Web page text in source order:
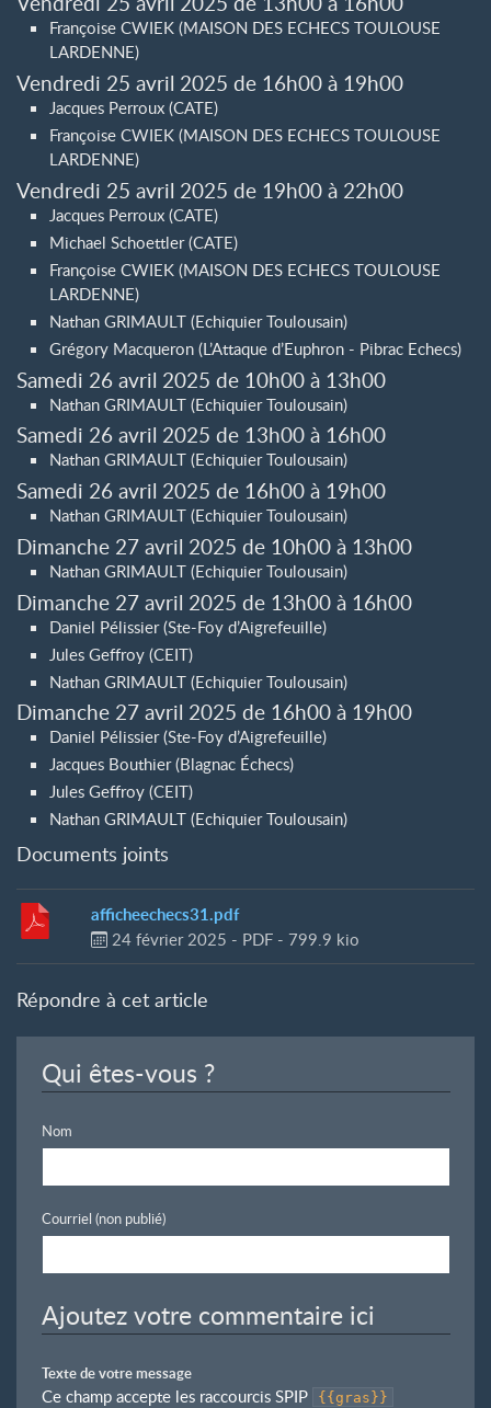
Françoise CWIEK (MAISON DES ECHECS TOULOUSE
LARDENNE)
Vendredi 25 avril 2025 de 16h00 à 19h00
Jacques Perroux (CATE)
Françoise CWIEK (MAISON DES ECHECS TOULOUSE
LARDENNE)
Vendredi 25 avril 2025 de 19h00 à 22h00
Jacques Perroux (CATE)
Michael Schoettler (CATE)
Françoise CWIEK (MAISON DES ECHECS TOULOUSE
LARDENNE)
Nathan GRIMAULT (Echiquier Toulousain)
Grégory Macqueron (L’Attaque d’Euphron - Pibrac Echecs)
Samedi 26 avril 2025 de 10h00 à 13h00
Nathan GRIMAULT (Echiquier Toulousain)
Samedi 26 avril 2025 de 13h00 à 16h00
Nathan GRIMAULT (Echiquier Toulousain)
Samedi 26 avril 2025 de 16h00 à 19h00
Nathan GRIMAULT (Echiquier Toulousain)
Dimanche 27 avril 2025 de 10h00 à 13h00
Nathan GRIMAULT (Echiquier Toulousain)
Dimanche 27 avril 2025 de 13h00 à 16h00
Daniel Pélissier (Ste-Foy d’Aigrefeuille)
Jules Geffroy (CEIT)
Nathan GRIMAULT (Echiquier Toulousain)
Dimanche 27 avril 2025 de 16h00 à 19h00
Daniel Pélissier (Ste-Foy d’Aigrefeuille)
Jacques Bouthier (Blagnac Échecs)
Jules Geffroy (CEIT)
Nathan GRIMAULT (Echiquier Toulousain)
Documents joints
afficheechecs31.pdf
24 février 2025 - PDF- 799.9 kio
Répondre à cet article
Qui êtes-vous ?
Nom
Courriel (non publié)
Ajoutez votre commentaire ici
Texte de votre message
Ce champ accepte les raccourcis SPIP
{{gras}}